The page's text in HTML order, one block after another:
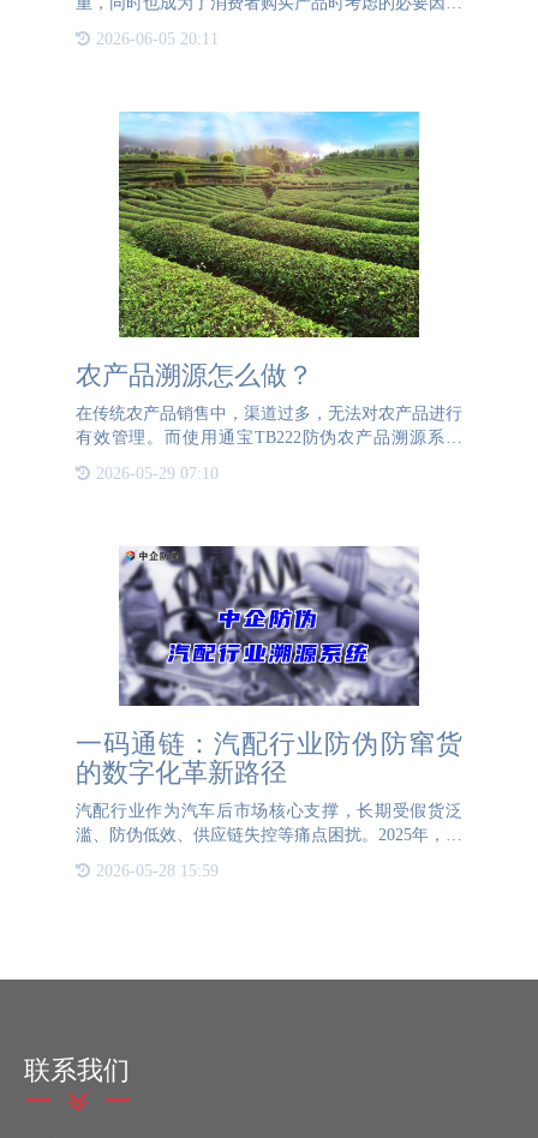
之一。给产品赋予一个唯一的身份标识，给企业和消
费者都带了极大的好处，而现在市场的防伪标签大致
2026-06-05 20:11
农产品溯源怎么做？
在传统农产品销售中，渠道过多，无法对农产品进行
有效管理。而使用通宝TB222防伪农产品溯源系统
理，从而能够有效的管理市场秩序，同时也能够提高
2026-05-29 07:10
一码通链：汽配行业防伪防窜货
的数字化革新路径
汽配行业作为汽车后市场核心支撑，长期受假货泛
滥、防伪低效、供应链失控等痛点困扰。2025年，斯
凯孚等企业通过“一物一码+区块链”技术破局，为每
个零件赋予唯一“数字身份证”，实现从生产到售后的
2026-05-28 15:59
联系我们